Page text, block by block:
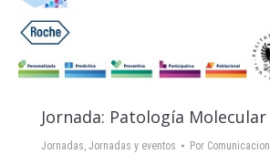
Jornada: Patología Molecular
Jornadas, Jornadas y eventos Por Comunicacion